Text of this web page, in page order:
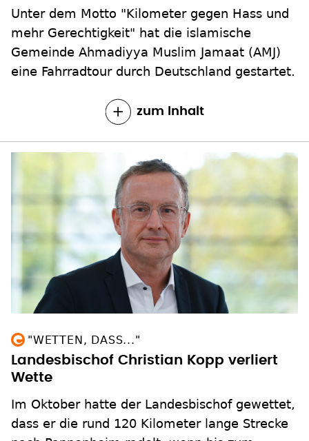
Unter dem Motto "Kilometer gegen Hass und
mehr Gerechtigkeit" hat die islamische
Gemeinde Ahmadiyya Muslim Jamaat (AMJ)
eine Fahrradtour durch Deutschland gestartet.
zum Inhalt
"WETTEN, DASS..."
Landesbischof Christian Kopp verliert
Wette
Im Oktober hatte der Landesbischof gewettet,
dass er die rund 120 Kilometer lange Strecke